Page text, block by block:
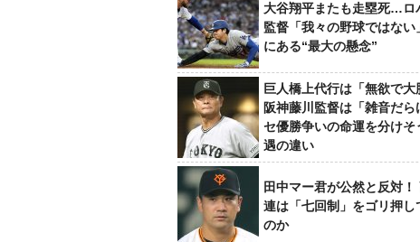
大谷翔平またも走塁死…ロ
監督「我々の野球ではない
にある“最大の懸念”
巨人橋上代行は「無欲で大
阪神藤川監督は「雑音だ
セ優勝争いの命運を分けそ
遇の違い
田中マー君が公然と反対！
連は「七回制」をゴリ押し
のか